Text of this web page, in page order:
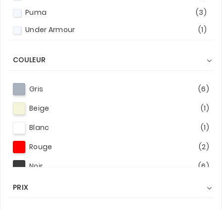
Puma
(3)
Under Armour
(1)
COULEUR 
Gris
(6)
Beige
(1)
Blanc
(1)
Rouge
(2)
Noir
(6)
(6)
PRIX 